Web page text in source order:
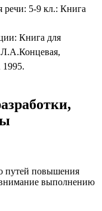
5-9 кл.: Книга
Книга для
путей повышения
внимание выполнению